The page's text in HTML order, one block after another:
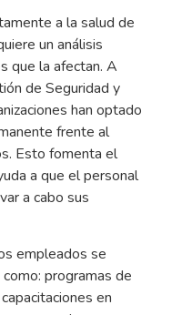
a la salud de
un análisis
que la afectan. A
de Seguridad y
han optado
frente al
Esto fomenta el
a que el personal
a cabo sus
empleados se
programas de
en